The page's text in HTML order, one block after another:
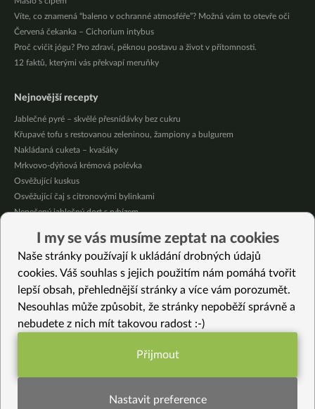
Víte, co znamená “baleno v ochranné atmosféře”? Možná vám to otevře oči
Červená čekanka – Cichorium intybus
Proč cvičit jógu? Pro zdraví, pěknou postavu a život v přítomnosti.
12 faktů, kterými vás překvapí meruňky
Nejnovější recepty
Jablečné pyré – skvělé přesnídávky bez cukru
Křupavé tofu s restovanou zeleninou, žampiony a bulgurem
Nakládaná cuketa – kvašáky
Mrkvovo-dýňová krémová polévka
Osvěžující kuskus
Osvěžující čaj s citronovými bylinkami
Nepečený jablečný dort s rybízem
Meruňky a jablka v citrónovém želé
Krémová zeleninová polévka s koprem a vločkami
Vybrané recepty
Cuketová miso pomazánka
Tempeh s tuřínem a arašídovou omáčkou
I my se vás musíme zeptat na cookies
Naše stránky používají k ukládání drobných údajů
cookies. Váš souhlas s jejich použitím nám pomáhá tvořit
lepší obsah, přehlednější stránky a více vám porozumět.
Nesouhlas může způsobit, že stránky nepoběží správně a
nebudete z nich mít takovou radost :-)
Funkční nastavení potřebujeme (vždy
Přijmout
Nastavit preference